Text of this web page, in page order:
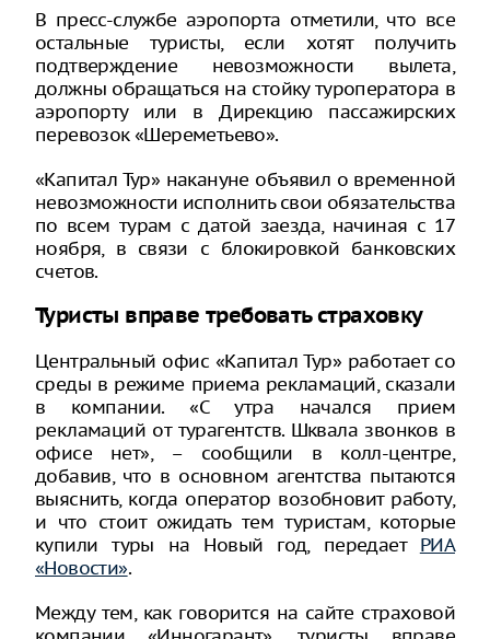
В пресс-службе аэропорта отметили, что все
остальные туристы, если хотят получить
подтверждение невозможности вылета,
должны обращаться на стойку туроператора в
аэропорту или в Дирекцию пассажирских
перевозок «Шереметьево».
«Капитал Тур» накануне объявил о временной
невозможности исполнить свои обязательства
по всем турам с датой заезда, начиная с 17
ноября, в связи с блокировкой банковских
счетов.
Туристы вправе требовать страховку
Центральный офис «Капитал Тур» работает со
среды в режиме приема рекламаций, сказали
в компании. «С утра начался прием
рекламаций от турагентств. Шквала звонков в
офисе нет», – сообщили в колл-центре,
добавив, что в основном агентства пытаются
выяснить, когда оператор возобновит работу,
и что стоит ожидать тем туристам, которые
купили туры на Новый год, передает РИА
«Новости».
Между тем, как говорится на сайте страховой